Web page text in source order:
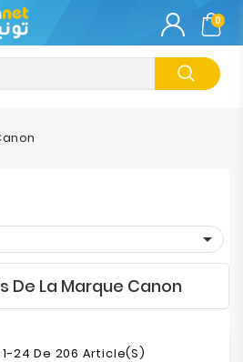
0

De La Marque Canon
24 De 206 Article(s)